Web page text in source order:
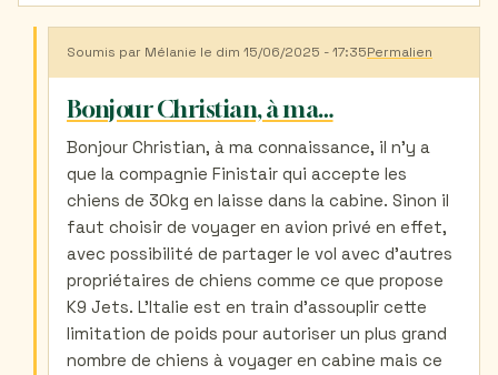
Soumis par Mélanie le dim 15/06/2025 - 17:35
En
réponse
à
Chien
de
30kg
en
cabine
par
Christian
(non
vérifié)
Permalien
Bonjour Christian, à ma…
Bonjour Christian, à ma connaissance, il n'y a
que la compagnie Finistair qui accepte les
chiens de 30kg en laisse dans la cabine. Sinon il
faut choisir de voyager en avion privé en effet,
avec possibilité de partager le vol avec d'autres
propriétaires de chiens comme ce que propose
K9 Jets. L'Italie est en train d'assouplir cette
limitation de poids pour autoriser un plus grand
nombre de chiens à voyager en cabine mais ce